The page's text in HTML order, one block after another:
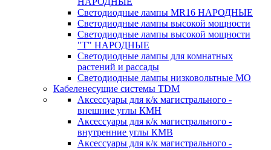
Светодиодные лампы MR16 НАРОДНЫЕ
Светодиодные лампы высокой мощности
Светодиодные лампы высокой мощности
"Т" НАРОДНЫЕ
Светодиодные лампы для комнатных
растений и рассады
Светодиодные лампы низковольтные МО
Кабеленесущие системы TDM
Аксессуары для к/к магистрального -
внешние углы КМН
Аксессуары для к/к магистрального -
внутренние углы КМВ
Аксессуары для к/к магистрального -